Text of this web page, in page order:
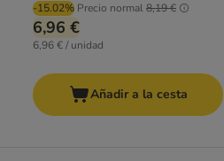
-15.02% Precio normal8,19 €
6,96 €
6,96 € / unidad
Añadir a la cesta